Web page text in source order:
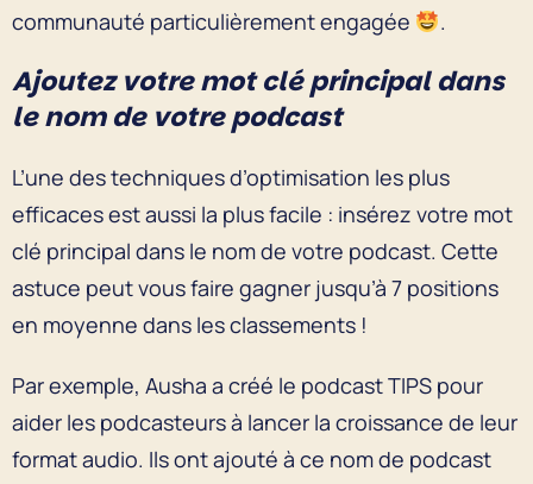
communauté particulièrement engagée
.
Ajoutez votre mot clé principal dans
le nom de votre podcast
L’une des techniques d’optimisation les plus
efficaces est aussi la plus facile : insérez votre mot
clé principal dans le nom de votre podcast. Cette
astuce peut vous faire gagner jusqu’à 7 positions
en moyenne dans les classements !
Par exemple, Ausha a créé le podcast TIPS pour
aider les podcasteurs à lancer la croissance de leur
format audio. Ils ont ajouté à ce nom de podcast